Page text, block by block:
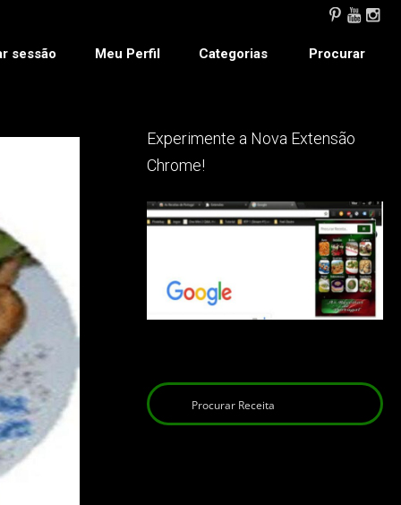
sessão Meu Perfil Categorias Procurar
Experimente a Nova Extensão
Chrome!